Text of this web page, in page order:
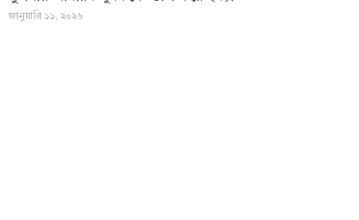
জানুয়ারি ১১, ২০২৬